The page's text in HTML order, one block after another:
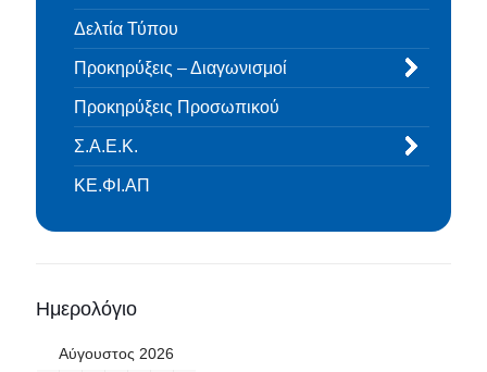
Δελτία Τύπου
Προκηρύξεις – Διαγωνισμοί
Προκηρύξεις Προσωπικού
Σ.Α.Ε.Κ.
ΚΕ.ΦΙ.ΑΠ
Ημερολόγιο
Αύγουστος 2026